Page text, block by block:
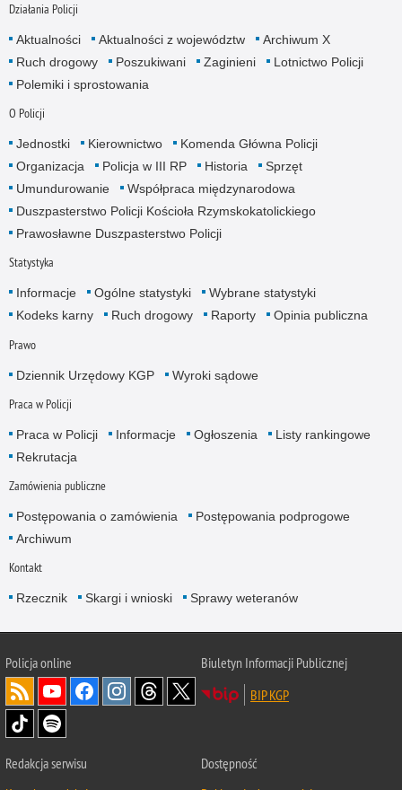
Działania Policji
Aktualności Aktualności z województw
Archiwum X
Ruch drogowy
Poszukiwani Zaginieni
Lotnictwo Policji
Polemiki i sprostowania
O Policji
Jednostki Kierownictwo
Komenda Główna Policji
Organizacja
Policja w III RP Historia
Sprzęt
Umundurowanie
Współpraca międzynarodowa
Duszpasterstwo Policji Kościoła Rzymskokatolickiego
Prawosławne Duszpasterstwo Policji
Statystyka
Informacje Ogólne statystyki
Wybrane statystyki
Kodeks karny
Ruch drogowy Raporty Opinia publiczna
Prawo
Dziennik Urzędowy KGP Wyroki sądowe
Praca w Policji
Praca w Policji Informacje Ogłoszenia
Listy rankingowe
Rekrutacja
Zamówienia publiczne
Postępowania o zamówienia
Postępowania podprogowe
Archiwum
Kontakt
Rzecznik Skargi i wnioski Sprawy weteranów
Policjaonline
Biuletyn Informacji Publicznej
BIP KGP
Redakcja serwisu
Dostępność